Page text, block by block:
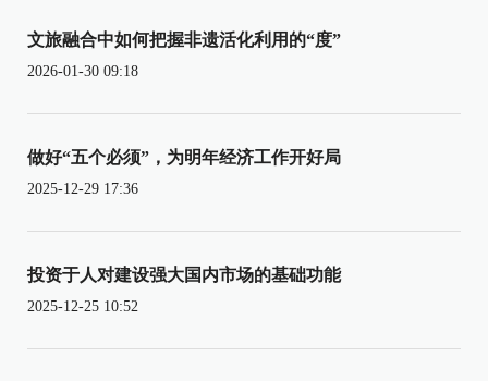
文旅融合中如何把握非遗活化利用的“度”
2026-01-30 09:18
做好“五个必须”，为明年经济工作开好局
2025-12-29 17:36
投资于人对建设强大国内市场的基础功能
2025-12-25 10:52